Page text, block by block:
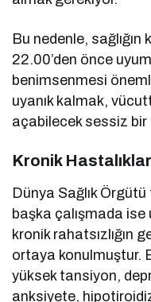
Bu nedenle,
22.00’den önce
benimsenmesi
uyanık kalmak,
açabilecek sessiz
Kronik
Dünya Sağlık
başka çalışmada ise
kronik rahatsızlığın
ortaya konulmuştur.
yüksek tansiyon,
anksiyete,